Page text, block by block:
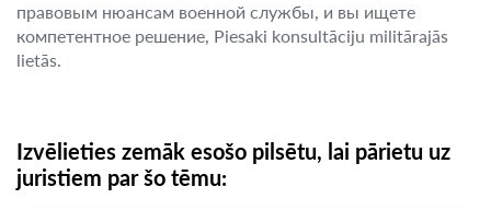
правовым нюансам военной службы, и вы ищете
компетентное решение, Piesaki konsultāciju militārajās
lietās.
Izvēlieties zemāk esošo pilsētu, lai pārietu uz
juristiem par šo tēmu: